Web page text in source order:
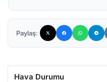
Paylaş:
Hava Durumu